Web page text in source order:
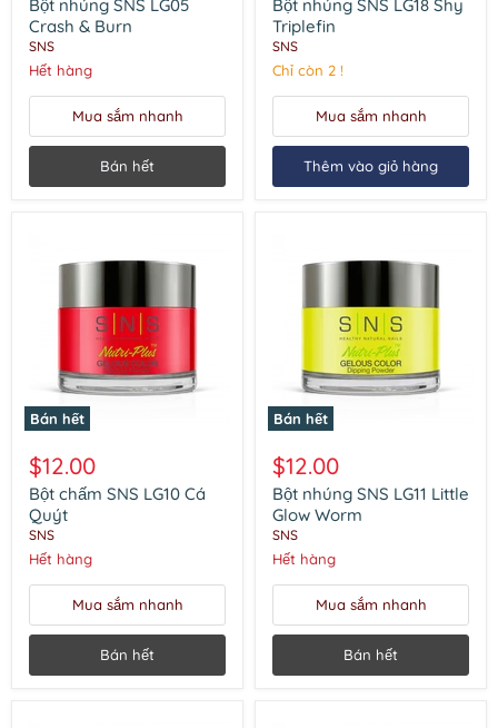
Crash
&
Burn
Bột nhúng SNS LG05
Crash & Burn
SNS
Hết hàng
Mua sắm nhanh
Bán hết
Shy
Triplefin
Bột nhúng SNS LG18 Shy
Triplefin
SNS
Chỉ còn 2 !
Mua sắm nhanh
Thêm vào giỏ hàng
Bán hết
chấm
SNS
LG10
Cá
Quýt
$12.00
Bột chấm SNS LG10 Cá
Quýt
SNS
Hết hàng
Mua sắm nhanh
Bán hết
Bán hết
nhúng
SNS
LG11
Little
Glow
Worm
$12.00
Bột nhúng SNS LG11 Little
Glow Worm
SNS
Hết hàng
Mua sắm nhanh
Bán hết